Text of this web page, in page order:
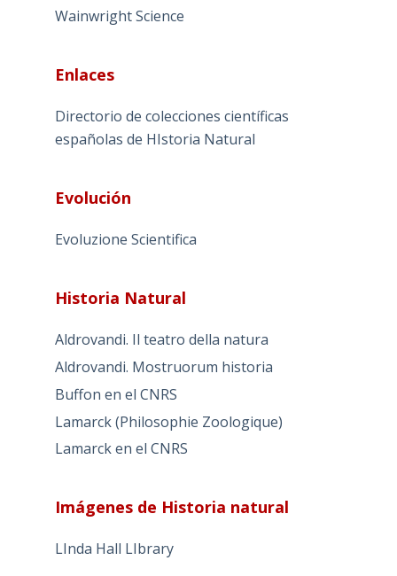
Wainwright Science
Enlaces
Directorio de colecciones científicas
españolas de HIstoria Natural
Evolución
Evoluzione Scientifica
Historia Natural
Aldrovandi. Il teatro della natura
Aldrovandi. Mostruorum historia
Buffon en el CNRS
Lamarck (Philosophie Zoologique)
Lamarck en el CNRS
Imágenes de Historia natural
LInda Hall LIbrary